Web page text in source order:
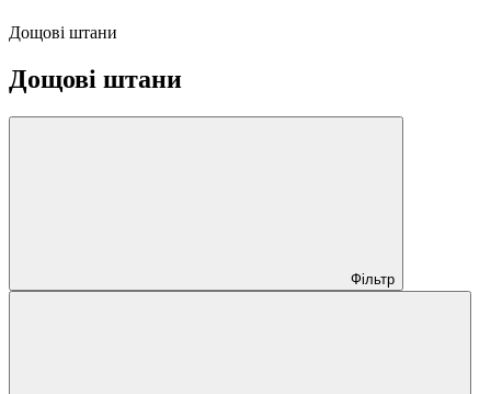
Дощові штани
Дощові штани
Фільтр